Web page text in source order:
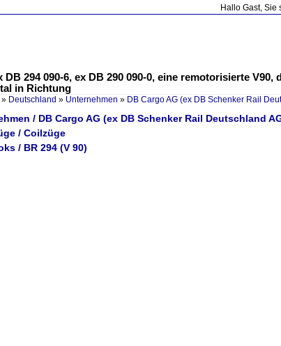
Hallo Gast, Sie
DB 294 090-6, ex DB 290 090-0, eine remotorisierte
in Richtung
» Deutschland » Unternehmen » DB Cargo AG (ex DB Schenker Rail
/ DB Cargo AG (ex DB Schenker Rail Deutschland
/ Coilzüge
/ BR 294 (V 90)